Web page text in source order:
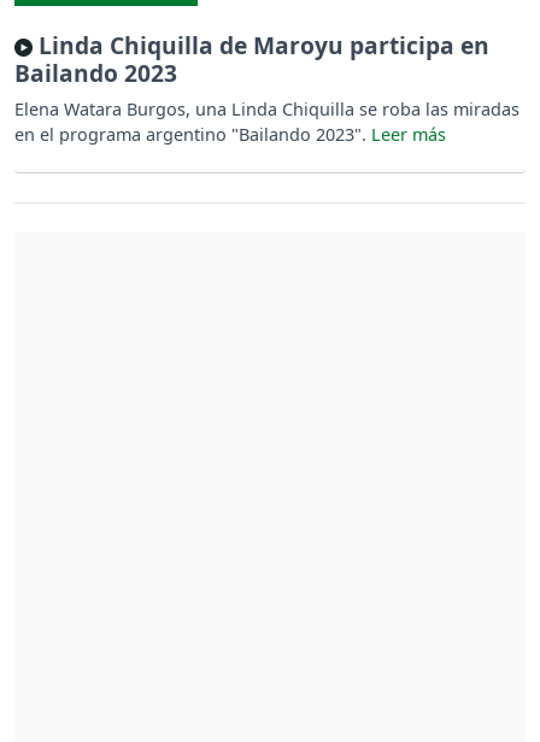
Linda Chiquilla de Maroyu participa en
Bailando 2023
Elena Watara Burgos, una Linda Chiquilla se roba las miradas
en el programa argentino "Bailando 2023".